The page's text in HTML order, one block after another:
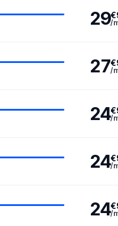
29/
27/
24/
24/
24/